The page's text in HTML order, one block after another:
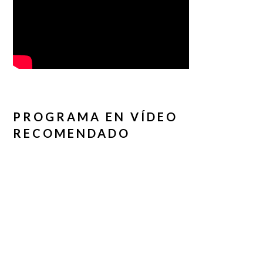
PROGRAMA EN VÍDEO
RECOMENDADO